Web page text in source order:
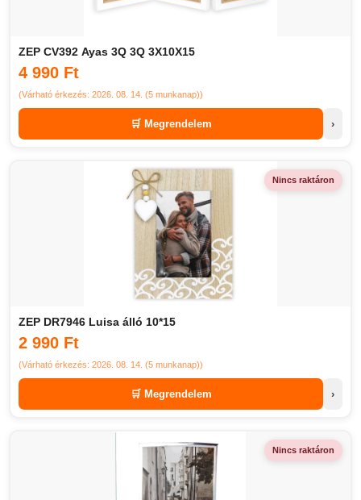
ZEP CV392 Ayas 3Q 3Q 3X10X15
4 990 Ft
(Várható érkezés: 2026. 08. 14. (5 munkanap))
🛒 Megrendelem ›
Nincs raktáron
ZEP DR7946 Luisa álló 10*15
2 990 Ft
(Várható érkezés: 2026. 08. 14. (5 munkanap))
🛒 Megrendelem ›
Nincs raktáron